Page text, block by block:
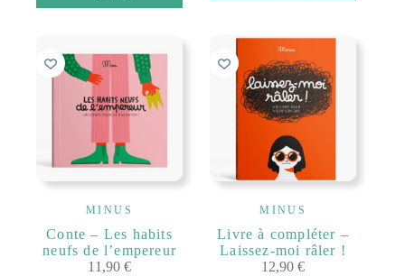
MINUS
Conte – Les habits
neufs de l’empereur
11,90€
MINUS
Livre à compléter –
Laissez-moi râler !
12,90€